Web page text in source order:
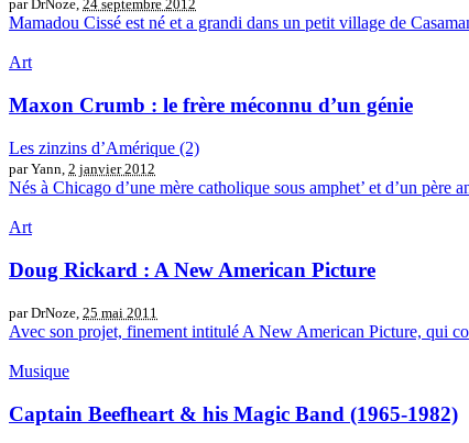
par DrNoze, 24 septembre 2012
Mamadou Cissé est né et a grandi dans un petit village de
Art
Maxon Crumb : le frère méconnu d’un génie
Les zinzins d’Amérique (2)
par Yann, 2 janvier 2012
Nés à Chicago d’une mère catholique sous amphet’ et d’un
Art
Doug Rickard : A New American Picture
par DrNoze, 25 mai 2011
Avec son projet, finement intitulé A New American Picture, qui
Musique
Captain Beefheart & his Magic Band (1965-1982)